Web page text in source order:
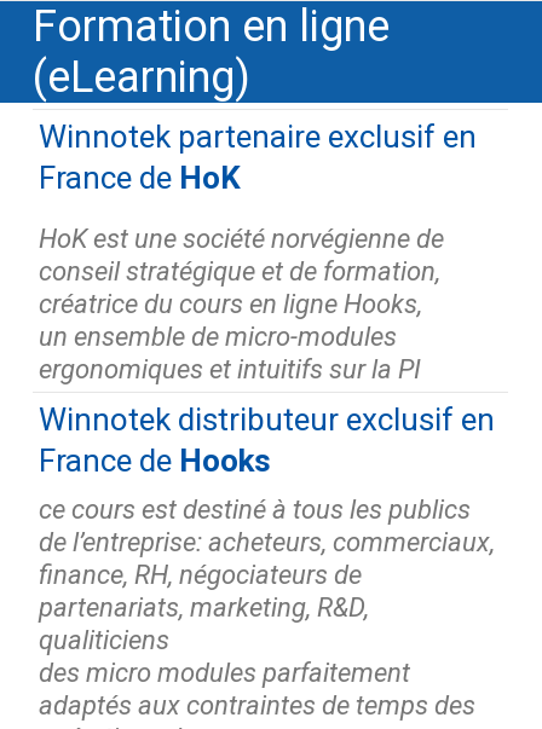
Formation en ligne
(eLearning)
Winnotek partenaire exclusif en
France de HoK
HoK est une société norvégienne de
conseil stratégique et de formation,
créatrice du cours en ligne Hooks,
un ensemble de micro-modules
ergonomiques et intuitifs sur la PI
Winnotek distributeur exclusif en
France de Hooks
ce cours est destiné à tous les publics
de l’entreprise: acheteurs, commerciaux,
finance, RH, négociateurs de
partenariats, marketing, R&D,
qualiticiens
des micro modules parfaitement
adaptés aux contraintes de temps des